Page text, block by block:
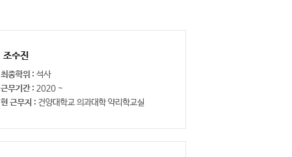
조수진
최종학위 :석사
근무기간 : 2020 ~
현 근무지 : 건양대학교 의과대학 약리학교실